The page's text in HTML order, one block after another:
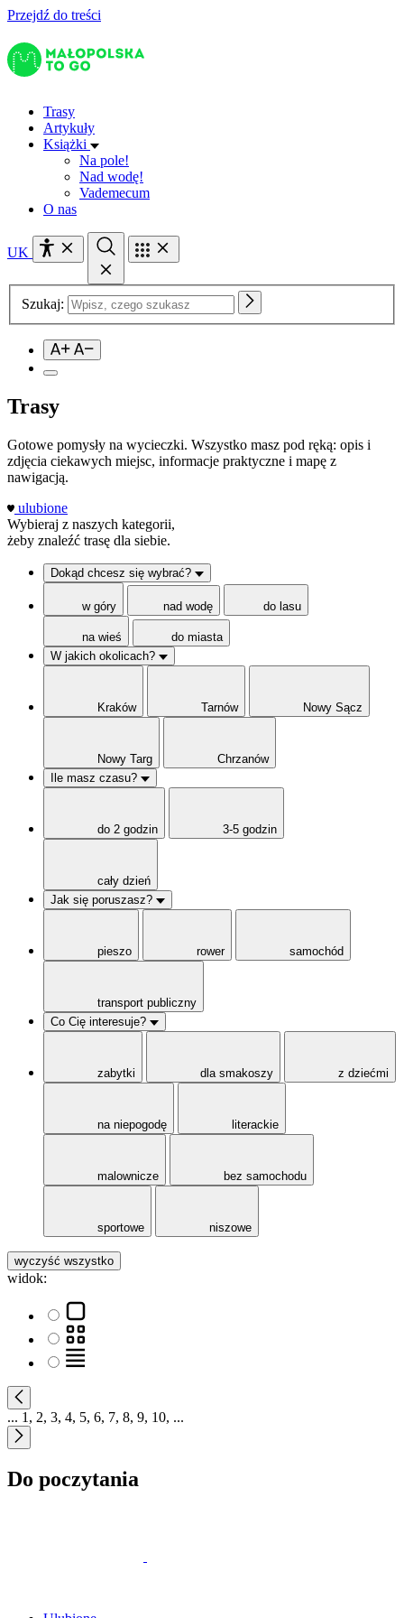
Przejdź do treści
Trasy
Artykuły
Książki
Na pole!
Nad wodę!
Vademecum
O nas
UK
Szukaj:
Trasy
Gotowe pomysły na wycieczki. Wszystko masz pod ręką: opis i
zdjęcia ciekawych miejsc, informacje praktyczne i mapę z
nawigacją.
ulubione
Wybieraj z naszych kategorii,
żeby znaleźć trasę dla siebie.
Dokąd chcesz się wybrać?
w góry nad wodę do lasu
na wieś
do miasta
W jakich okolicach?
Kraków Tarnów Nowy Sącz
Nowy Targ
Chrzanów
Ile masz czasu?
do 2 godzin 3-5 godzin
cały dzień
Jak się poruszasz?
pieszo rower samochód
transport publiczny
Co Cię interesuje?
zabytki dla smakoszy z dziećmi
na niepogodę literackie
malownicze bez samochodu
sportowe niszowe
wyczyść wszystko
widok:
... 1 , 2, 3, 4, 5, 6, 7, 8, 9, 10, ...
Do poczytania